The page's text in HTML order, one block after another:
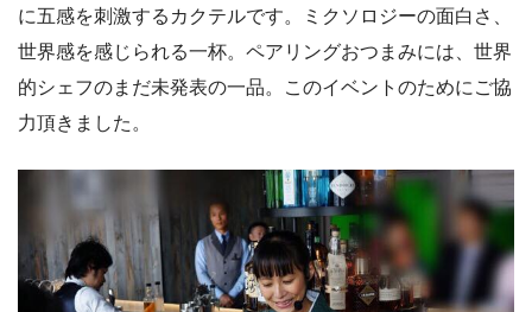
に五感を刺激するカクテルです。ミクソロジーの面白さ、
世界感を感じられる一杯。ペアリングおつまみには、世界
的シェフのまだ未発表の一品。このイベントのためにご協
力頂きました。